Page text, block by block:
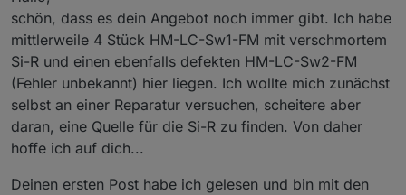
schön, dass es dein Angebot noch immer gibt. Ich habe
mittlerweile 4 Stück HM-LC-Sw1-FM mit verschmortem
Si-R und einen ebenfalls defekten HM-LC-Sw2-FM
(Fehler unbekannt) hier liegen. Ich wollte mich zunächst
selbst an einer Reparatur versuchen, scheitere aber
daran, eine Quelle für die Si-R zu finden. Von daher
hoffe ich auf dich...
Deinen ersten Post habe ich gelesen und bin mit den